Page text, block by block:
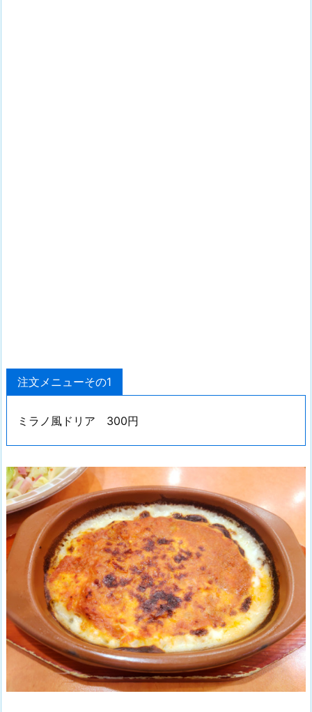
注文メニューその1
ミラノ風ドリア 300円